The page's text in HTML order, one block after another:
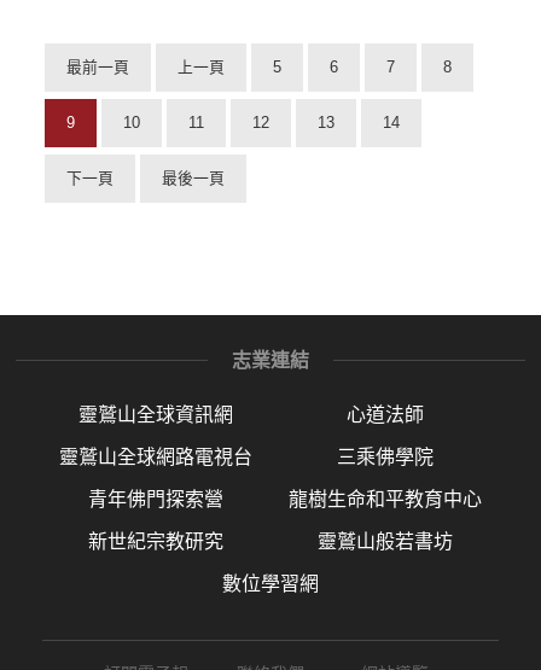
最前一頁 上一頁 5 6 7 8
9 10 11 12 13 14
下一頁 最後一頁
志業連結
靈鷲山全球資訊網 心道法師
靈鷲山全球網路電視台 三乘佛學院
青年佛門探索營 龍樹生命和平教育中心
新世紀宗教研究 靈鷲山般若書坊
數位學習網